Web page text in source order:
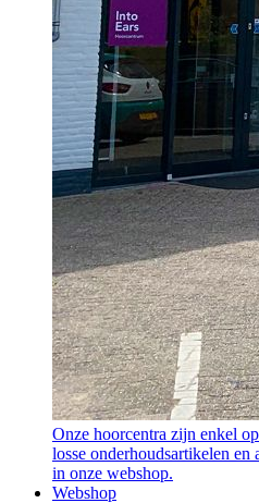
Onze hoorcentra zijn enkel
losse onderhoudsartikelen en
in onze webshop.
Webshop